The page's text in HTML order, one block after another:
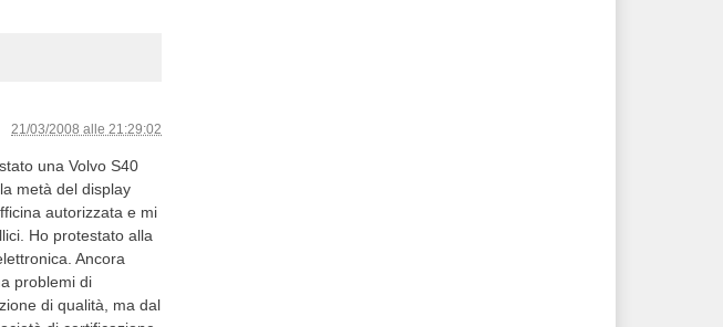
21/03/2008 alle 21:29:02
una Volvo S40
metà del display
autorizzata e mi
Ho protestato alla
Ancora
problemi di
di qualità, ma dal